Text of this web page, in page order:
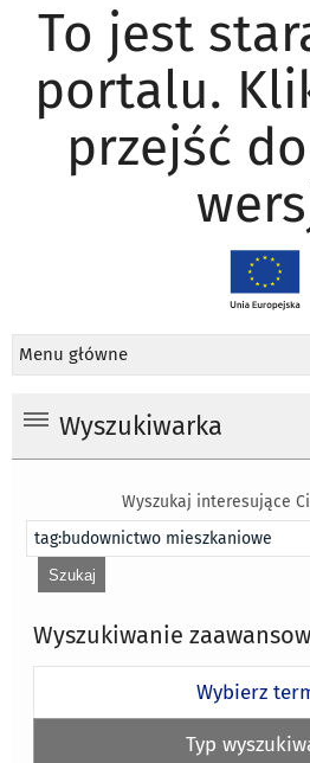
To jest
portalu.
przejść
Menu główne
Wyszukiwarka
Wyszukaj interesujące
Wyszukiwanie
Wybierz
Typ